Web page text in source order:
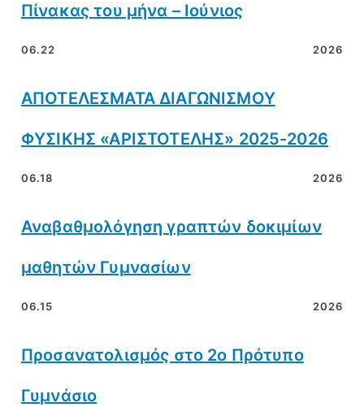
Πίνακας του μήνα – Ιούνιος
06.22 2026
ΑΠΟΤΕΛΕΣΜΑΤΑ ΔΙΑΓΩΝΙΣΜΟΥ
ΦΥΣΙΚΗΣ «ΑΡΙΣΤΟΤΕΛΗΣ» 2025-2026
06.18 2026
Αναβαθμολόγηση γραπτών δοκιμίων
μαθητών Γυμνασίων
06.15 2026
Προσανατολισμός στο 2ο Πρότυπο
Γυμνάσιο